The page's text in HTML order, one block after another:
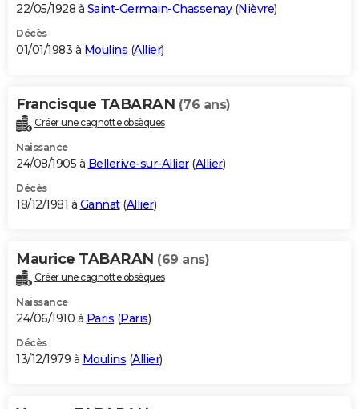
22/05/1928 à Saint-Germain-Chassenay(Nièvre)
Décès
01/01/1983 à Moulins (Allier)
Francisque TABARAN (76 ans)
Créer une cagnotte obsèques
Naissance
24/08/1905 à Bellerive-sur-Allier(Allier)
Décès
18/12/1981 à Gannat(Allier)
Maurice TABARAN (69 ans)
Créer une cagnotte obsèques
Naissance
24/06/1910 à Paris (Paris)
Décès
13/12/1979 à Moulins (Allier)